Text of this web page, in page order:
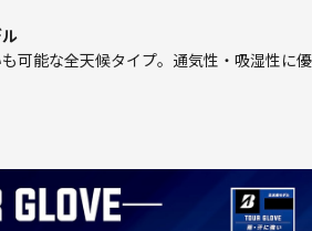
可能な全天候タイプ。通気性・吸湿性に優